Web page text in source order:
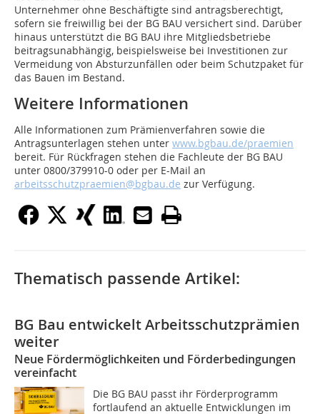
Unternehmer ohne Beschäftigte sind antragsberechtigt,
sofern sie freiwillig bei der BG BAU versichert sind. Darüber
hinaus unterstützt die BG BAU ihre Mitgliedsbetriebe
beitragsunabhängig, beispielsweise bei Investitionen zur
Vermeidung von Absturzunfällen oder beim Schutzpaket für
das Bauen im Bestand.
Weitere Informationen
Alle Informationen zum Prämienverfahren sowie die
Antragsunterlagen stehen unter www.bgbau.de/praemien
bereit. Für Rückfragen stehen die Fachleute der BG BAU
unter 0800/379910-0 oder per E-Mail an
arbeitsschutzpraemien@bgbau.de zur Verfügung.
Thematisch passende Artikel:
BG Bau entwickelt Arbeitsschutzprämien
weiter
Neue Fördermöglichkeiten und Förderbedingungen
vereinfacht
Die BG BAU passt ihr Förderprogramm
fortlaufend an aktuelle Entwicklungen im